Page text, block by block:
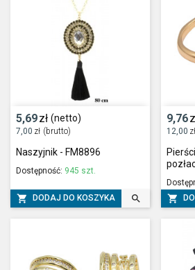
5,69zł (netto)
7,00 zł (brutto)
Naszyjnik - FM8896
Dostępność: 945 szt.
 DODAJ DO KOSZYKA 
9,76
12,00 zł
